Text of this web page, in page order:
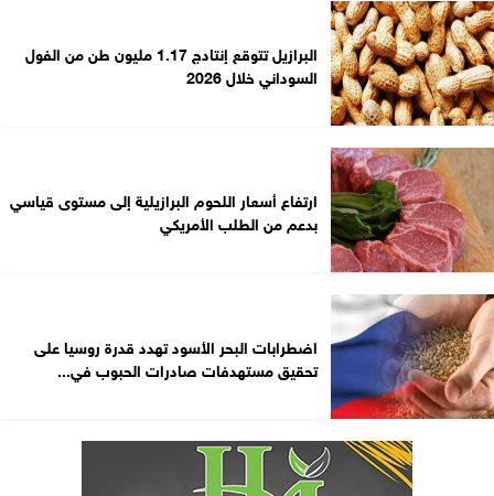
البرازيل تتوقع إنتادج 1.17 مليون طن من الفول
السوداني خلال 2026
ارتفاع أسعار اللحوم البرازيلية إلى مستوى قياسي
بدعم من الطلب الأمريكي
اضطرابات البحر الأسود تهدد قدرة روسيا على
تحقيق مستهدفات صادرات الحبوب في...